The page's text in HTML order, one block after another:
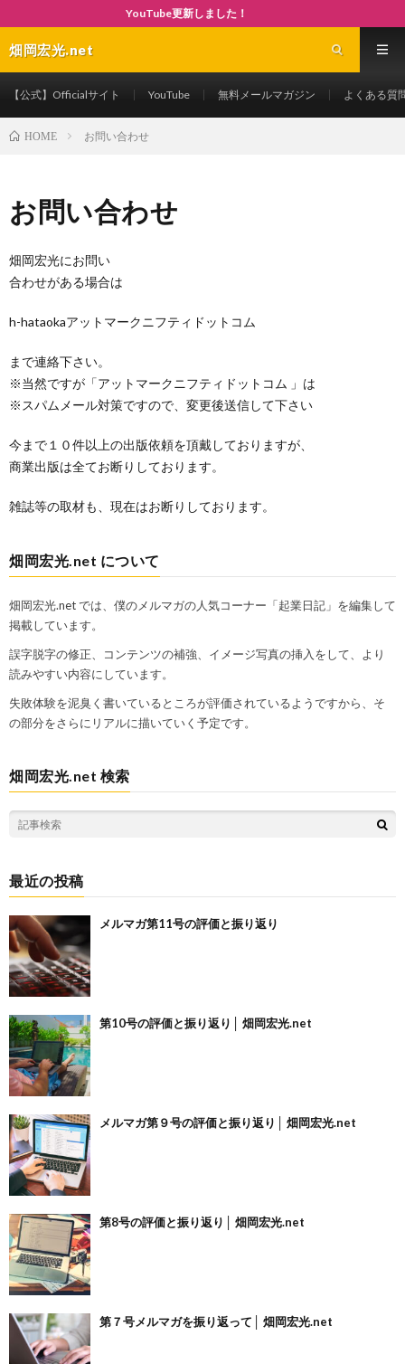
YouTube更新しました！
畑岡宏光.net
【公式】Officialサイト YouTube 無料メールマガジン よくある質
HOME お問い合わせ
お問い合わせ
畑岡宏光にお問い
合わせがある場合は
h-hataokaアットマークニフティドットコム
まで連絡下さい。
※当然ですが「アットマークニフティドットコム 」は
※スパムメール対策ですので、変更後送信して下さい
今まで１０件以上の出版依頼を頂戴しておりますが、
商業出版は全てお断りしております。
雑誌等の取材も、現在はお断りしております。
畑岡宏光.net について
畑岡宏光.net では、僕のメルマガの人気コーナー「起業日記」を編集して
掲載しています。
誤字脱字の修正、コンテンツの補強、イメージ写真の挿入をして、より
読みやすい内容にしています。
失敗体験を泥臭く書いているところが評価されているようですから、そ
の部分をさらにリアルに描いていく予定です。
畑岡宏光.net 検索
最近の投稿
メルマガ第11号の評価と振り返り
第10号の評価と振り返り│ 畑岡宏光.net
メルマガ第９号の評価と振り返り│ 畑岡宏光.net
第8号の評価と振り返り│ 畑岡宏光.net
第７号メルマガを振り返って│ 畑岡宏光.net